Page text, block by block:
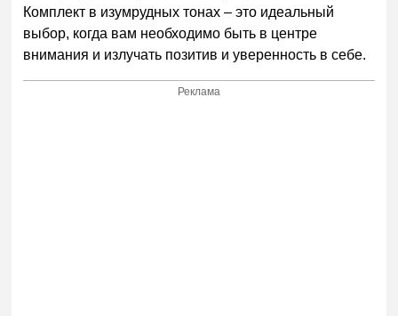
Комплект в изумрудных тонах – это идеальный
выбор, когда вам необходимо быть в центре
внимания и излучать позитив и уверенность в себе.
Реклама